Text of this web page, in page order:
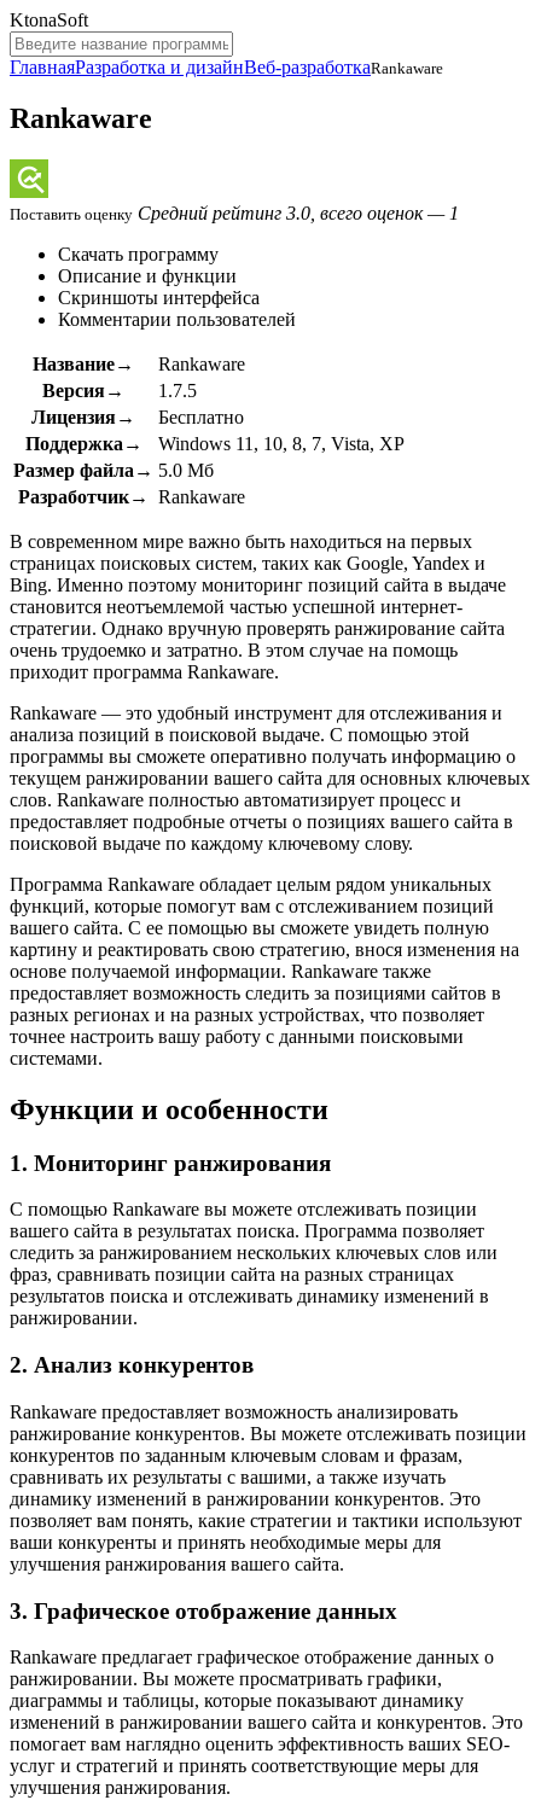
KtonaSoft
ГлавнаяРазработка и дизайнВеб-разработкаRankaware
Rankaware
Поставить оценку Средний рейтинг 3.0, всего оценок — 1
Скачать программу
Описание и функции
Скриншоты интерфейса
Комментарии пользователей
Название→
Rankaware
Версия→
1.7.5
Лицензия→
Бесплатно
Поддержка→
Windows 11, 10, 8, 7, Vista, XP
Размер файла→ 5.0 Мб
Разработчик→
Rankaware
В современном мире важно быть находиться на первых
страницах поисковых систем, таких как Google, Yandex и
Bing. Именно поэтому мониторинг позиций сайта в выдаче
становится неотъемлемой частью успешной интернет-
стратегии. Однако вручную проверять ранжирование сайта
очень трудоемко и затратно. В этом случае на помощь
приходит программа Rankaware.
Rankaware — это удобный инструмент для отслеживания и
анализа позиций в поисковой выдаче. С помощью этой
программы вы сможете оперативно получать информацию о
текущем ранжировании вашего сайта для основных ключевых
слов. Rankaware полностью автоматизирует процесс и
предоставляет подробные отчеты о позициях вашего сайта в
поисковой выдаче по каждому ключевому слову.
Программа Rankaware обладает целым рядом уникальных
функций, которые помогут вам с отслеживанием позиций
вашего сайта. С ее помощью вы сможете увидеть полную
картину и реактировать свою стратегию, внося изменения на
основе получаемой информации. Rankaware также
предоставляет возможность следить за позициями сайтов в
разных регионах и на разных устройствах, что позволяет
точнее настроить вашу работу с данными поисковыми
системами.
Функции и особенности
1. Мониторинг ранжирования
С помощью Rankaware вы можете отслеживать позиции
вашего сайта в результатах поиска. Программа позволяет
следить за ранжированием нескольких ключевых слов или
фраз, сравнивать позиции сайта на разных страницах
результатов поиска и отслеживать динамику изменений в
ранжировании.
2. Анализ конкурентов
Rankaware предоставляет возможность анализировать
ранжирование конкурентов. Вы можете отслеживать позиции
конкурентов по заданным ключевым словам и фразам,
сравнивать их результаты с вашими, а также изучать
динамику изменений в ранжировании конкурентов. Это
позволяет вам понять, какие стратегии и тактики используют
ваши конкуренты и принять необходимые меры для
улучшения ранжирования вашего сайта.
3. Графическое отображение данных
Rankaware предлагает графическое отображение данных о
ранжировании. Вы можете просматривать графики,
диаграммы и таблицы, которые показывают динамику
изменений в ранжировании вашего сайта и конкурентов. Это
помогает вам наглядно оценить эффективность ваших SEO-
услуг и стратегий и принять соответствующие меры для
улучшения ранжирования.